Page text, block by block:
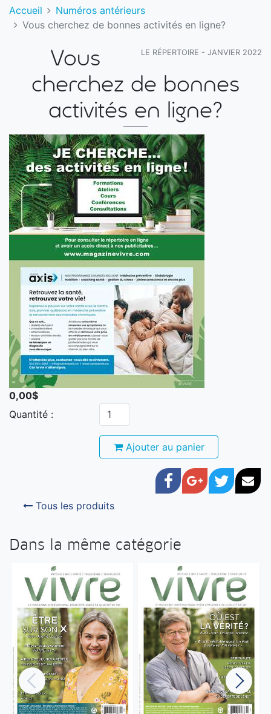
Accueil
Numéros antérieurs
Vous cherchez de bonnes activités en ligne?
LE RÉPERTOIRE - JANVIER 2022
Vous
cherchez de bonnes
activités en ligne?
0,00$
Quantité :
Ajouter au panier
Facebook
Google+
Twitter
Tous les produits
Dans la même catégorie